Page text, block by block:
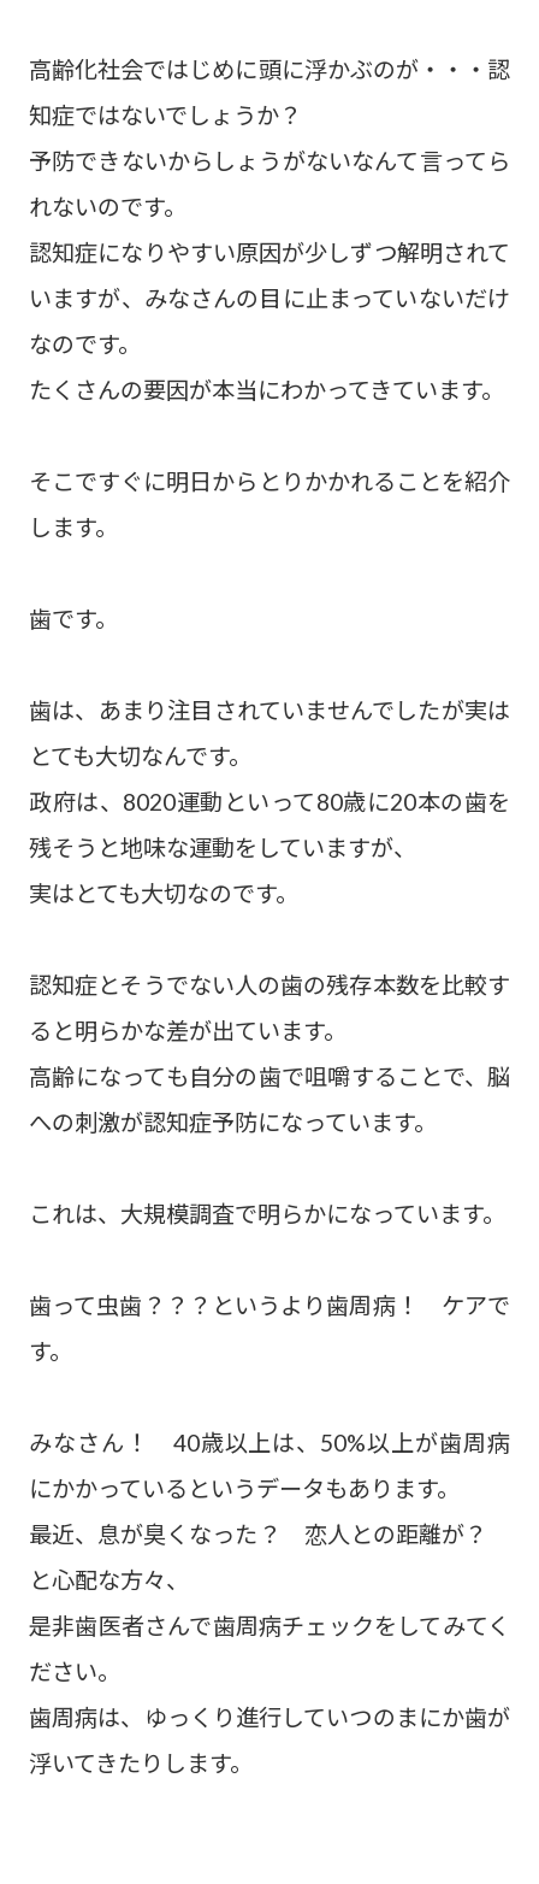
高齢化社会ではじめに頭に浮かぶのが・・・認
知症ではないでしょうか？
予防できないからしょうがないなんて言ってら
れないのです。
認知症になりやすい原因が少しずつ解明されて
いますが、みなさんの目に止まっていないだけ
なのです。
たくさんの要因が本当にわかってきています。
そこですぐに明日からとりかかれることを紹介
します。
歯です。
歯は、あまり注目されていませんでしたが実は
とても大切なんです。
政府は、8020運動といって80歳に20本の歯を
残そうと地味な運動をしていますが、
実はとても大切なのです。
認知症とそうでない人の歯の残存本数を比較す
ると明らかな差が出ています。
高齢になっても自分の歯で咀嚼することで、脳
への刺激が認知症予防になっています。
これは、大規模調査で明らかになっています。
歯って虫歯？？？というより歯周病！ ケアで
す。
みなさん！ 40歳以上は、50%以上が歯周病
にかかっているというデータもあります。
最近、息が臭くなった？ 恋人との距離が？
と心配な方々、
是非歯医者さんで歯周病チェックをしてみてく
ださい。
歯周病は、ゆっくり進行していつのまにか歯が
浮いてきたりします。